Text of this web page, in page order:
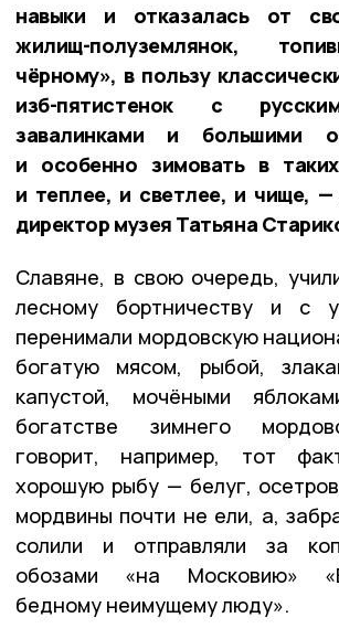
навыки и отказалась от
жилищ-полуземлянок,
чёрному», в пользу
изб-пятистенок с
завалинками и большими
и особенно зимовать в
и теплее, и светлее, и чище, —
директор музея Татьяна
Славяне, в свою очередь,
лесному бортничеству и с
перенимали мордовскую
богатую мясом, рыбой,
капустой, мочёными
богатстве зимнего
говорит, например, тот
хорошую рыбу — белуг,
мордвины почти не ели, а,
солили и отправляли за
обозами «на Московию»
бедному неимущему люду».